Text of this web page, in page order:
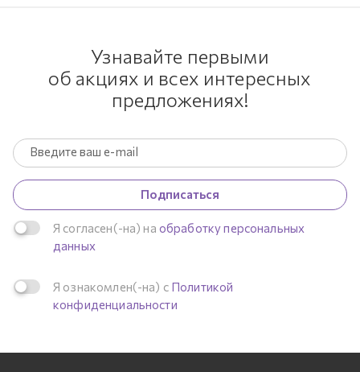
Узнавайте первыми
об акциях и всех интересных
предложениях!
Подписаться
Я согласен(-на) на обработку персональных
данных
Я ознакомлен(-на) с Политикой
конфиденциальности